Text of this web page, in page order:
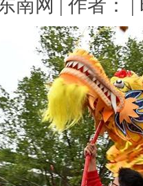
南网 | 作者： |